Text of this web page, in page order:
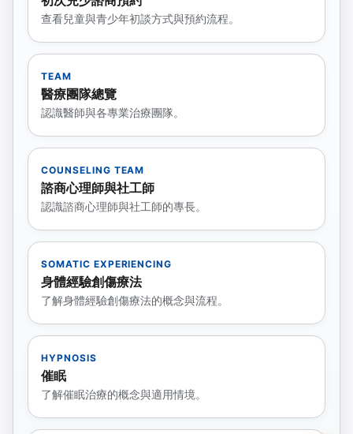
查看兒童與青少年初談方式與預約流程。
TEAM
醫療團隊總覽
認識醫師與各專業治療團隊。
COUNSELING TEAM
諮商心理師與社工師
認識諮商心理師與社工師的專長。
SOMATIC EXPERIENCING
身體經驗創傷療法
了解身體經驗創傷療法的概念與流程。
HYPNOSIS
催眠
了解催眠治療的概念與適用情境。